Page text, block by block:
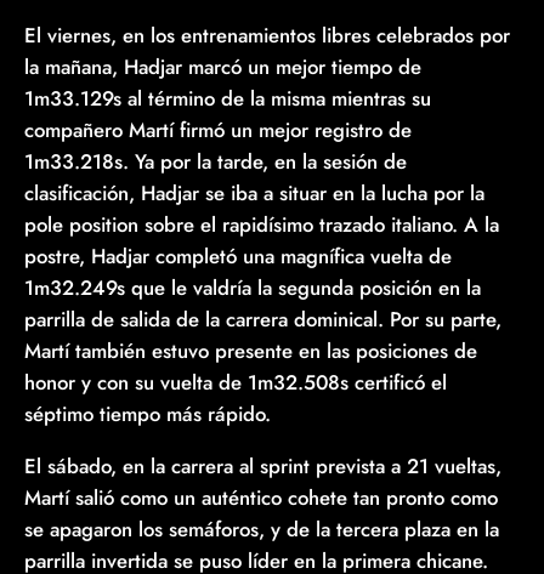
El viernes, en los entrenamientos libres celebrados por
la mañana, Hadjar marcó un mejor tiempo de
1m33.129s al término de la misma mientras su
compañero Martí firmó un mejor registro de
1m33.218s. Ya por la tarde, en la sesión de
clasificación, Hadjar se iba a situar en la lucha por la
pole position sobre el rapidísimo trazado italiano. A la
postre, Hadjar completó una magnífica vuelta de
1m32.249s que le valdría la segunda posición en la
parrilla de salida de la carrera dominical. Por su parte,
Martí también estuvo presente en las posiciones de
honor y con su vuelta de 1m32.508s certificó el
séptimo tiempo más rápido.
El sábado, en la carrera al sprint prevista a 21 vueltas,
Martí salió como un auténtico cohete tan pronto como
se apagaron los semáforos, y de la tercera plaza en la
parrilla invertida se puso líder en la primera chicane.